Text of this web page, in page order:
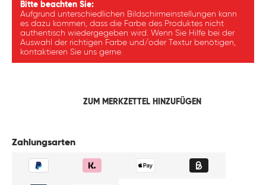
Bitte beachten Sie:
Aufgrund unterschiedlichen Bildschirmeinstellungen kann
es dazu kommen, dass die Farbe des Produktes nicht
authentisch wiedergegeben wird. Wenn Sie Hilfe bei der
Auswahl der richtigen Farbe und/oder Textur benötigen,
kontaktieren Sie uns gerne.
ZUM MERKZETTEL HINZUFÜGEN
Zahlungsarten